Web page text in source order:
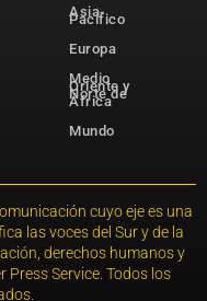
Asia-
Pacífico
Europa
Medio
Oriente y
Norte de
África
Mundo
cuyo eje es una
las voces del Sur y de la
derechos humanos y
Service. Todos los